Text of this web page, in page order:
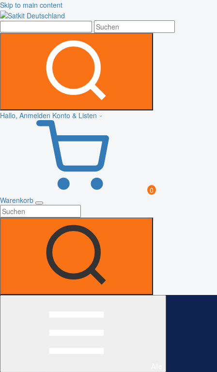
Skip to main content
Hallo, Anmelden Konto & Listen
0
Warenkorb